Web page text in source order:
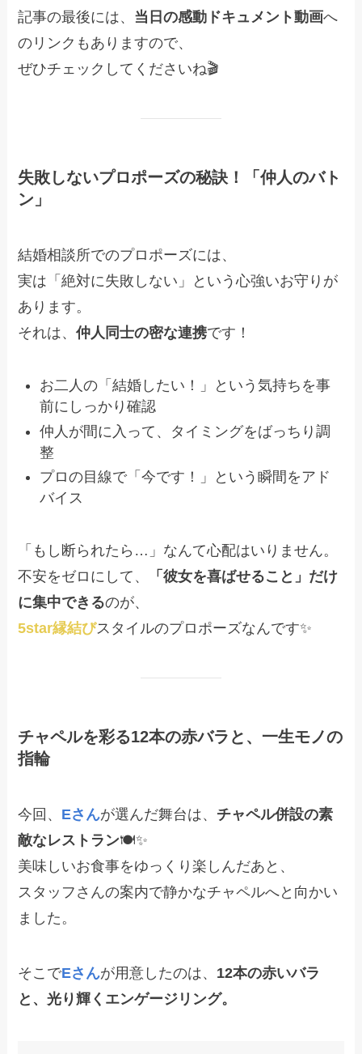
記事の最後には、 当日の感動ドキュメント動画へ
のリンクもありますので、
ぜひチェックしてくださいね🎬
失敗しないプロポーズの秘訣！「仲人のバト
ン」
結婚相談所でのプロポーズには、
実は「絶対に失敗しない」という心強いお守りが
あります。
それは、仲人同士の密な連携です！
お二人の「結婚したい！」という気持ちを事
前にしっかり確認
仲人が間に入って、タイミングをばっちり調
整
プロの目線で「今です！」という瞬間をアド
バイス
「もし断られたら…」なんて心配はいりません。
不安をゼロにして、
「彼女を喜ばせること」だけ
に集中できるのが、
5star縁結びスタイルのプロポーズなんです✨
チャペルを彩る12本の赤バラと、一生モノの
指輪
今回、 Eさんが選んだ舞台は、 チャペル併設の素
敵なレストラン🍽️✨
美味しいお食事をゆっくり楽しんだあと、
スタッフさんの案内で静かなチャペルへと向かい
ました。
そこでEさんが用意したのは、 12本の赤いバラ
と、光り輝くエンゲージリング。